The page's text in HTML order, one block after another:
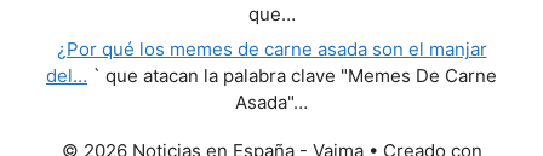
que…
¿Por qué los memes de carne asada son el manjar
del… ` que atacan la palabra clave "Memes De Carne
Asada"…
© 2026 Noticias en España - Vaima• Creado con